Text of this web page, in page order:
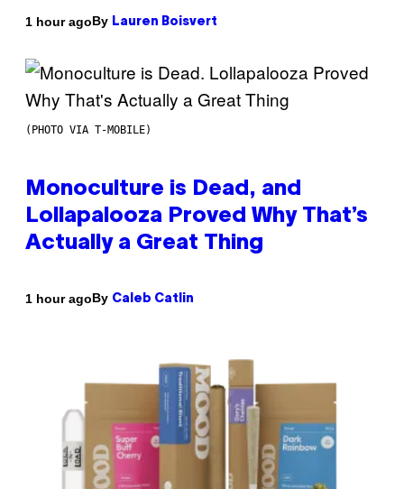
1 hour agoBy Lauren Boisvert
(PHOTO VIA T-MOBILE)
Monoculture is Dead, and
Lollapalooza Proved Why That’s
Actually a Great Thing
1 hour agoBy Caleb Catlin